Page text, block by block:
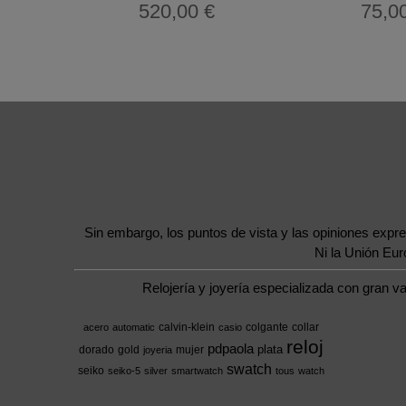
520,00 €
Sin embargo, los puntos de vista y las opiniones
Ni la Unión
Relojería y joyería especializada con gran
acero automatic calvin-klein casio colgante collar
dorado gold joyeria mujer pdpaola plata reloj
seiko seiko-5 silver smartwatch swatch tous watch